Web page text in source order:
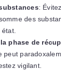
:
des
phase de
peut
vigilant.